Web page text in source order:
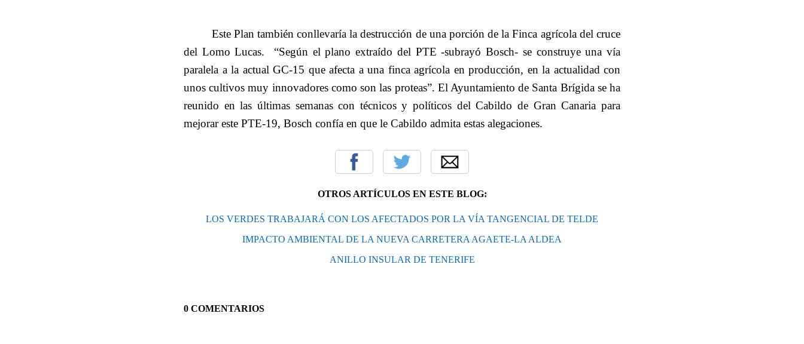
Este Plan también conllevaría la destrucción de una porción de la Finca agrícola del cruce
del Lomo Lucas.
“Según el plano extraído del PTE -subrayó Bosch- se construye una vía
paralela a la actual GC-15 que afecta a una finca agrícola en producción, en la actualidad con
unos cultivos muy innovadores como son las proteas”. El Ayuntamiento de Santa Brígida se ha
reunido en las últimas semanas con técnicos y políticos del Cabildo de Gran Canaria para
mejorar este PTE-19, Bosch confía en que le Cabildo admita estas alegaciones.
OTROS ARTÍCULOS EN ESTE BLOG:
LOS VERDES TRABAJARÁ CON LOS AFECTADOS POR LA VÍA TANGENCIAL DE TELDE
IMPACTO AMBIENTAL DE LA NUEVA CARRETERA AGAETE-LA ALDEA
ANILLO INSULAR DE TENERIFE
0 COMENTARIOS